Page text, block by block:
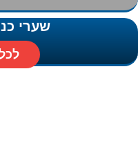
שערי